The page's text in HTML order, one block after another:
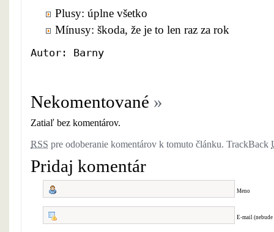
Plusy: úplne všetko
Mínusy: škoda, že je to len raz za rok
Autor: Barny
Nekomentované »
Zatiaľ bez komentárov.
RSS pre odoberanie komentárov k tomuto článku. TrackBack
Pridaj komentár
Meno
E-mail (nebude